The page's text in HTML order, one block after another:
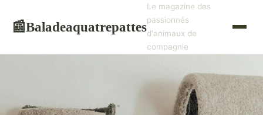
📰Baladeaquatrepattes
Le magazine des
passionnés
d'animaux de
compagnie